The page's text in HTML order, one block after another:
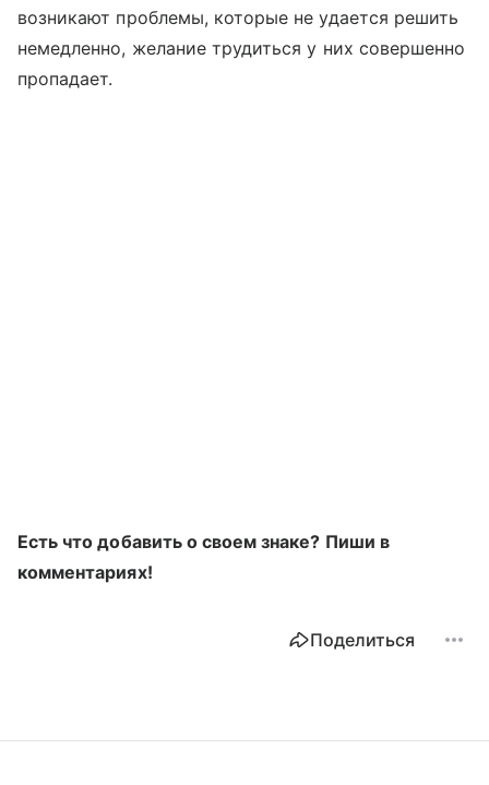
возникают проблемы, которые не удается решить
немедленно, желание трудиться у них совершенно
пропадает.
Есть что добавить о своем знаке? Пиши в
комментариях!
Поделиться